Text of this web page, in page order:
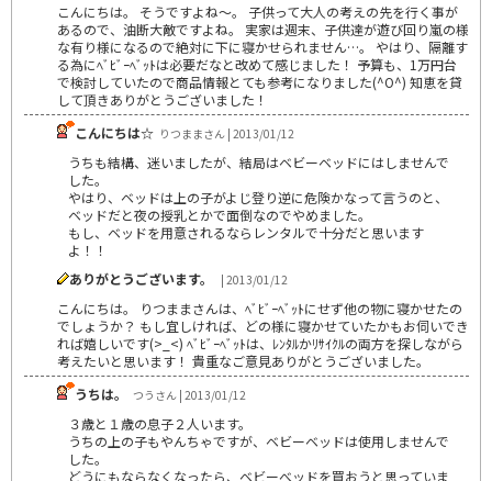
こんにちは。 そうですよね～。 子供って大人の考えの先を行く事が
あるので、油断大敵ですよね。 実家は週末、子供達が遊び回り嵐の様
な有り様になるので絶対に下に寝かせられません…。 やはり、隔離す
る為にﾍﾞﾋﾞｰﾍﾞｯﾄは必要だなと改めて感じました！ 予算も、1万円台
で検討していたので商品情報とても参考になりました(^O^) 知恵を貸
して頂きありがとうございました！
こんにちは☆ りつままさん | 2013/01/12
うちも結構、迷いましたが、結局はベビーベッドにはしませんで
した。
やはり、ベッドは上の子がよじ登り逆に危険かなって言うのと、
ベッドだと夜の授乳とかで面倒なのでやめました。
もし、ベッドを用意されるならレンタルで十分だと思います
よ！！
ありがとうございます。
| 2013/01/12
こんにちは。 りつままさんは、ﾍﾞﾋﾞｰﾍﾞｯﾄにせず他の物に寝かせたの
でしょうか？ もし宜しければ、どの様に寝かせていたかもお伺いでき
れば嬉しいです(>_<) ﾍﾞﾋﾞｰﾍﾞｯﾄは、ﾚﾝﾀﾙかﾘｻｲｸﾙの両方を探しながら
考えたいと思います！ 貴重なご意見ありがとうございました。
うちは。
つうさん | 2013/01/12
３歳と１歳の息子２人います。
うちの上の子もやんちゃですが、ベビーベッドは使用しませんで
した。
どうにもならなくなったら、ベビーべッドを買おうと思っていま